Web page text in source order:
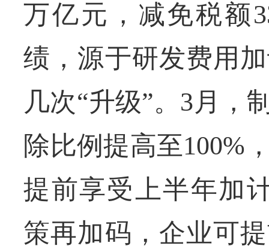
万亿元，减免税额
绩，源于研发费用
几次“升级”。3月，
除比例提高至100%
提前享受上半年加
策再加码，企业可